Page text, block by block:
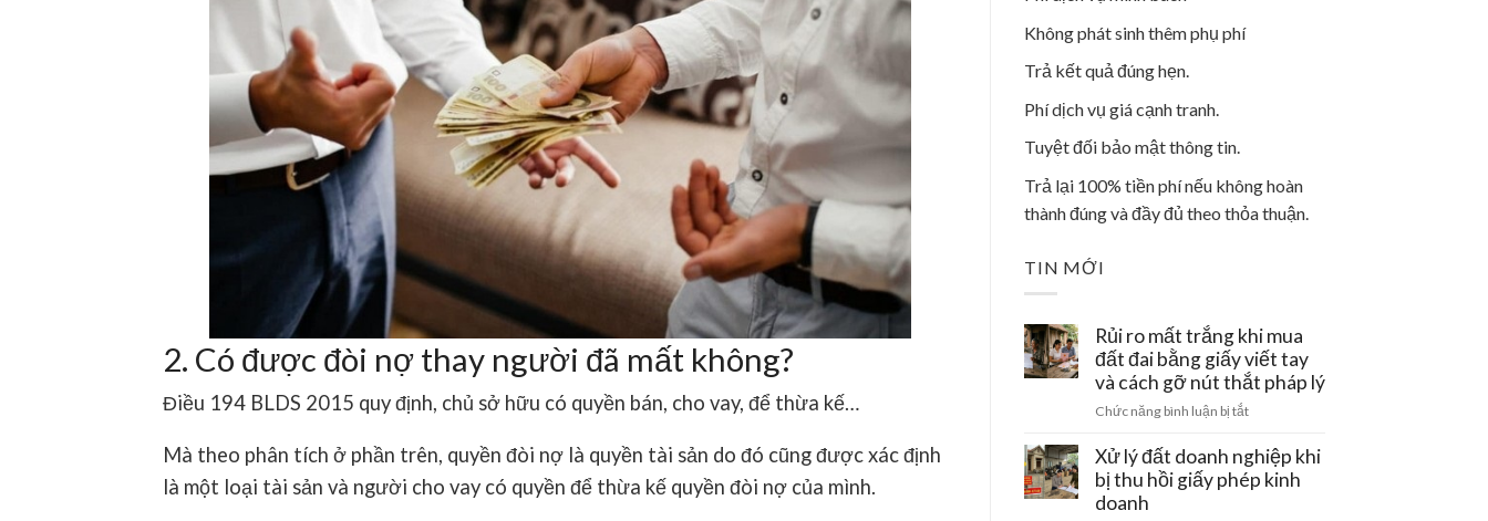
2. Có được đòi nợ thay người đã mất không?
Điều 194 BLDS 2015 quy định, chủ sở hữu có quyền bán, cho vay, để thừa kế…
Mà theo phân tích ở phần trên, quyền đòi nợ là quyền tài sản do đó cũng được xác định
là một loại tài sản và người cho vay có quyền để thừa kế quyền đòi nợ của mình.
Không phát sinh thêm phụ phí
Trả kết quả đúng hẹn.
Phí dịch vụ giá cạnh tranh.
Tuyệt đối bảo mật thông tin.
Trả lại 100% tiền phí nếu không hoàn
thành đúng và đầy đủ theo thỏa thuận.
TIN MỚI
Rủi ro mất trắng khi mua
đất đai bằng giấy viết tay
và cách gỡ nút thắt pháp lý
Chức năng bình luận bị tắtở
ro
mất
trắng
Xử lý đất doanh nghiệp khi
bị thu hồi giấy phép kinh
doanh